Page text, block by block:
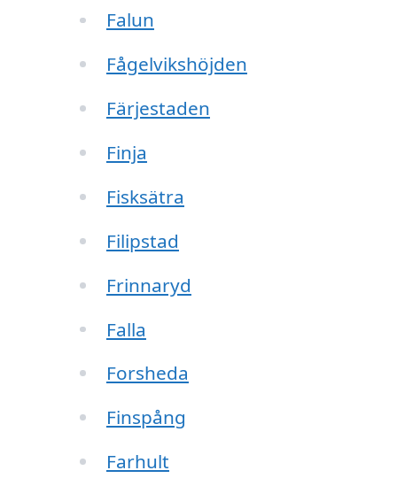
Falun
Fågelvikshöjden
Färjestaden
Finja
Fisksätra
Filipstad
Frinnaryd
Falla
Forsheda
Finspång
Farhult